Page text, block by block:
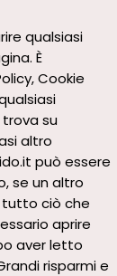
qualsiasi
È
Cookie
su
altro
può essere
se un altro
tutto ciò che
aprire
aver letto
risparmi e